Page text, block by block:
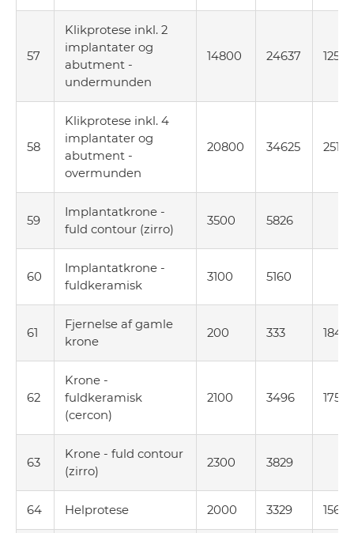
57
Klikprotese inkl. 2
implantater og
abutment -
undermunden
14800 24637 12512
58
Klikprotese inkl. 4
implantater og
abutment -
overmunden
20800 34625
59
Implantatkrone -
fuld contour (zirro)
3500 5826
60
Implantatkrone -
fuldkeramisk
3100 5160
61
Fjernelse af gamle
krone
200 333 184
62
Krone -
fuldkeramisk
(cercon)
2100 3496 1752
63
Krone - fuld contour
(zirro)
2300 3829
64 Helprotese 2000 3329 1567